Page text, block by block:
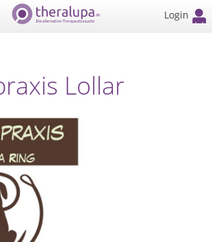
Login
Lollar